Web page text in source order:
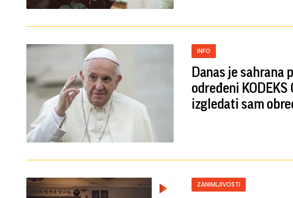
INFO
Danas je sahrana
određeni KODEKS
izgledati sam
ZANIMLJIVOSTI